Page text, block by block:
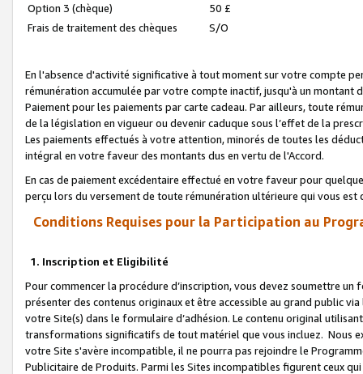
Option 3 (chèque)
50 £
Frais de traitement des chèques
S/O
En l'absence d'activité significative à tout moment sur votre compte
rémunération accumulée par votre compte inactif, jusqu'à un montant
Paiement pour les paiements par carte cadeau. Par ailleurs, toute
de la législation en vigueur ou devenir caduque sous l’effet de la
Les paiements effectués à votre attention, minorés de toutes les
intégral en votre faveur des montants dus en vertu de l'Accord.
En cas de paiement excédentaire effectué en votre faveur pour
perçu lors du versement de toute rémunération ultérieure qui vous est
Conditions Requises pour la Participation au
1. Inscription et Eligibilité
Pour commencer la procédure d’inscription, vous devez soumettre
présenter des contenus originaux et être accessible au grand public
votre Site(s) dans le formulaire d’adhésion. Le contenu original
transformations significatifs de tout matériel que vous incluez. Nous
votre Site s'avère incompatible, il ne pourra pas rejoindre le
Publicitaire de Produits. Parmi les Sites incompatibles figurent ceux